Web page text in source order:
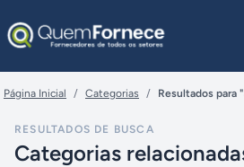
Página Inicial / Categorias / Resultados para
RESULTADOS DE BUSCA
Categorias